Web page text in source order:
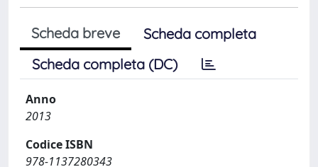
Scheda breve
Scheda completa
Scheda completa (DC)
Anno
2013
Codice ISBN
978-1137280343